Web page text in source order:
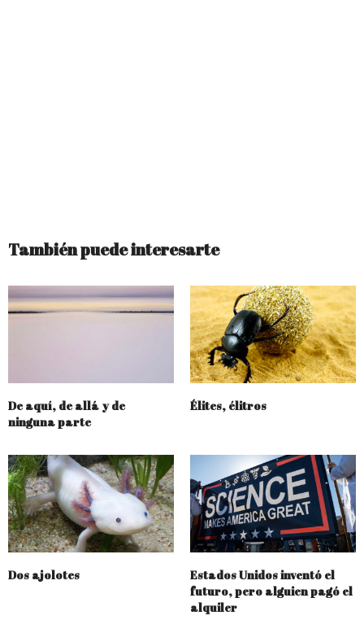
También puede interesarte
De aquí, de allá y de
ninguna parte
Élites, élitros
Dos ajolotes
Estados Unidos inventó el
futuro, pero alguien pagó el
alquiler